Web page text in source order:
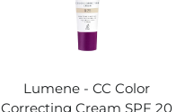
Lumene - CC Color
Correcting Cream SPF 20